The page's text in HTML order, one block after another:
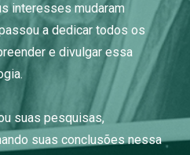
interesses mudaram
a dedicar todos os
e divulgar essa
suas pesquisas,
suas conclusões nessa